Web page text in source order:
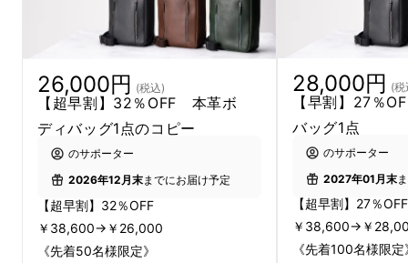
26,000円 (税込)
【超早割】32％OFF 本革ボ
ディバッグ1点のコピー
のサポーター
2026年12月末までにお届け予定
【超早割】32％OFF
￥38,600→￥26,000
《先着50名様限定》
28,000円 (税
【早割】27％
バッグ1点
のサポーター
2027年01月末
【超早割】27％
￥38,600→￥
《先着100名様限定